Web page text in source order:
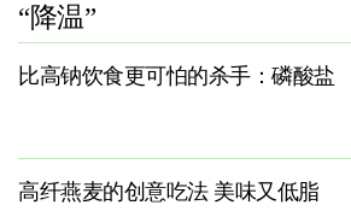
“降温”
比高钠饮食更可怕的杀手：磷酸盐
高纤燕麦的创意吃法 美味又低脂